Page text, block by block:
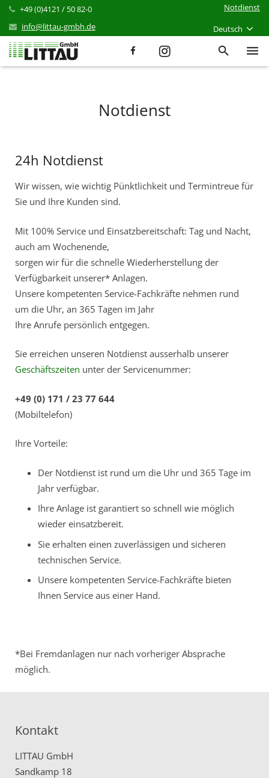
+49 (0)4121 / 50 82-0
info@littau-gmbh.de
Notdienst
Deutsch
Aktuelles
Karriere
Kontakt
Remote Service (TeamViewer)
Notdienst
24h Notdienst
Wir wissen, wie wichtig Pünktlichkeit und Termintreue für
Sie und Ihre Kunden sind.
Mit 100% Service und Einsatzbereitschaft: Tag und Nacht,
auch am Wochenende,
sorgen wir für die schnelle Wiederherstellung der
Verfügbarkeit unserer* Anlagen.
Unsere kompetenten Service-Fachkräfte nehmen rund
um die Uhr, an 365 Tagen im Jahr
Ihre Anrufe persönlich entgegen.
Sie erreichen unseren Notdienst ausserhalb unserer
Geschäftszeiten unter der Servicenummer:
+49 (0) 171 / 23 77 644
(Mobiltelefon)
Ihre Vorteile:
Der Notdienst ist rund um die Uhr und 365 Tage im
Jahr verfügbar.
Ihre Anlage ist garantiert so schnell wie möglich
wieder einsatzbereit.
Sie erhalten einen zuverlässigen und sicheren
technischen Service.
Unsere kompetenten Service-Fachkräfte bieten
Ihnen Service aus einer Hand.
*Bei Fremdanlagen nur nach vorheriger Absprache
möglich.
Kontakt
LITTAU GmbH
Sandkamp 18